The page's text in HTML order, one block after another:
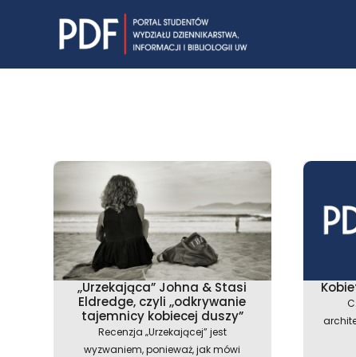
,,Urzekająca” Johna & Stasi
Eldredge, czyli ,,odkrywanie
tajemnicy kobiecej duszy”
Recenzja „Urzekającej” jest
wyzwaniem, ponieważ, jak mówi